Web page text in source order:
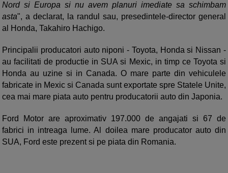
Nord si Europa si nu avem planuri imediate sa schimbam
asta", a declarat, la randul sau, presedintele-director general
al Honda, Takahiro Hachigo.
Principalii producatori auto niponi - Toyota, Honda si Nissan -
au facilitati de productie in SUA si Mexic, in timp ce Toyota si
Honda au uzine si in Canada. O mare parte din vehiculele
fabricate in Mexic si Canada sunt exportate spre Statele Unite,
cea mai mare piata auto pentru producatorii auto din Japonia.
Ford Motor are aproximativ 197.000 de angajati si 67 de
fabrici in intreaga lume. Al doilea mare producator auto din
SUA, Ford este prezent si pe piata din Romania.